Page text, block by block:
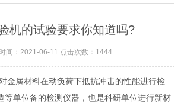
机的试验要求你知道吗?
间：2021-06-11 点击次数：1444
金属材料在动负荷下抵抗冲击的性能进行检
等单位备的检测仪器，也是科研单位进行新材